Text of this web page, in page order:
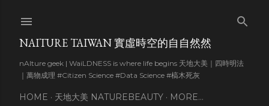
NAITURE TAIWAN 實虛時空的自自然然
nAIture geek | WaiLDNESS is where life begins 天地大美｜四時明法
｜萬物成理 #Citizen Science #Data Science #槁木死灰
HOME 天地大美 NATUREBEAUTY MORE…